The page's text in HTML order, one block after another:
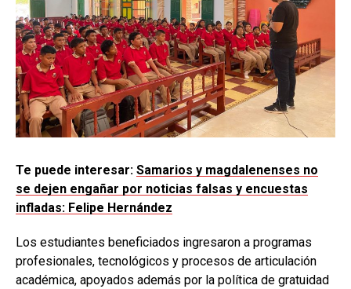
Te puede interesar: Samarios y magdalenenses no
se dejen engañar por noticias falsas y encuestas
infladas: Felipe Hernández
Los estudiantes beneficiados ingresaron a programas
profesionales, tecnológicos y procesos de articulación
académica, apoyados además por la política de gratuidad